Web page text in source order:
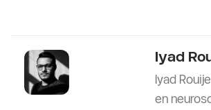
Iyad
Iyad
en